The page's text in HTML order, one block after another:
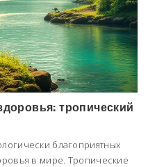
тропический
благоприятных
в мире. Тропические